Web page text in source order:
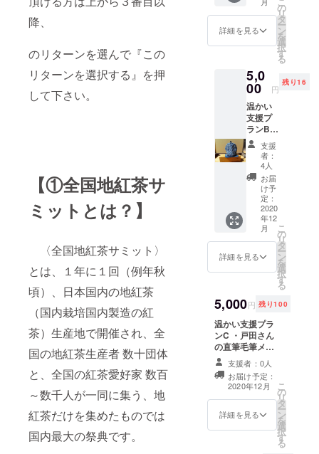
降、
のリターンを選んで『この
リターンを選択する』を押
して下さい。
【①全国地紅茶サ
ミットとは？】
〈全国地紅茶サミット〉
とは、１年に１回（例年秋
頃）、日本国内の地紅茶
（国内栽培国内製造の紅
茶）生産地で開催され、全
国の地紅茶生産者 数十団体
と、全国の紅茶愛好家 数百
～数千人が一同に集う、地
紅茶だけを集めたものでは
国内最大の祭典です。
ンライ
ンお茶
会」チ
くださ
い
システ
ムは現
在パソ
コンで
のみ利
用可能
です。
カメラ
とマイ
クがつ
いたパ
ソコン
と今回
のサ
加いた
せん。
（来年
にはス
マホも
利用可
能にな
る予定
スマホ
ユー
紅茶用
茶さじ
１本 ・
茶葉そ
れぞれ
３
g（ティ
ーポッ
ト１杯
分） ・
１2月以
降使え
る「作
る人と
飲む人
がつな
がるオ
ンライ
ンお茶
会」チ
くださ
Remo
システ
ムは現
在パソ
コンで
のみ利
用可能
カメラ
とマイ
以降使
える
「作る
人と飲
む人が
るオン
ライン
お茶
会」チ
ケット
３回分
有効期
限：
2020年
12月1
日〜
2021年
5月31日
（開催
日に限
り有
効） 開
予定 参
加生産
者数：
毎回３
名以上
予定 参
加方
法：開
催する
毎に事
前にご
詳細を見る
の
リ
タ
ー
ン
を
選
択
す
る
5,0
00 円
残り16
温かい
支援プ
ランB
・ひの
はらタ
グ付き
手作り
茶帽子
（ティ
ーポッ
トに
ちょう
ど良い
大き
さ、和
風のデ
ン。写
真はイ
メージ
です。
柄は写
なる場
合がご
ざいま
す。）
１枚 ・
支援
者：
4人
お届
け予
定：
2020
年12
月
詳細を見る
こ
の
リ
タ
ー
ン
を
選
択
す
る
5,000円 残り100
温かい支援プラ
ンC ・戸田さん
の直筆毛筆メッ
セージ入りひの
はら風景ポスト
カード ・12月以
降使える「作る
人と飲む人がつ
ながるオンライ
支援者：0人
お届け予定：
2020年12月
詳細を見る
こ
の
リ
タ
ー
ン
を
選
択
す
る